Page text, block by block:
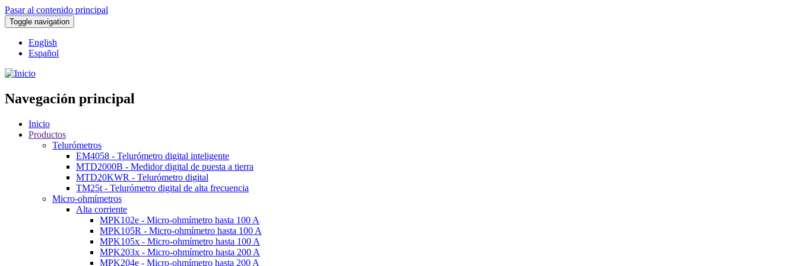
Pasar al contenido principal
Toggle navigation
English
Español
Navegación principal
Inicio
Productos
Telurómetros
EM4058 - Telurómetro digital inteligente
MTD2000B - Medidor digital de puesta a tierra
MTD20KWR - Telurómetro digital
TM25t - Telurómetro digital de alta frecuencia
Micro-ohmímetros
Alta corriente
MPK102e - Micro-ohmímetro hasta 100 A
MPK105R - Micro-ohmímetro hasta 100 A
MPK105x - Micro-ohmímetro hasta 100 A
MPK203x - Micro-ohmímetro hasta 200 A
MPK204e - Micro-ohmímetro hasta 200 A